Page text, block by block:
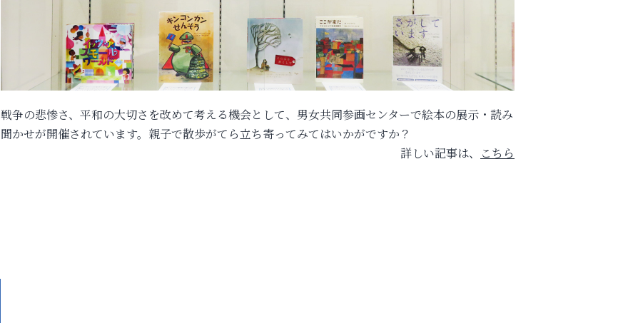
戦争の悲惨さ、平和の大切さを改めて考える機会として、男女共同参画センターで絵本の展示・読み
聞かせが開催されています。親子で散歩がてら立ち寄ってみてはいかがですか？
詳しい記事は、
こちら